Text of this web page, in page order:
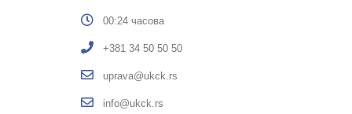
00:24 часова
+381 34 50 50 50
uprava@ukck.rs
info@ukck.rs